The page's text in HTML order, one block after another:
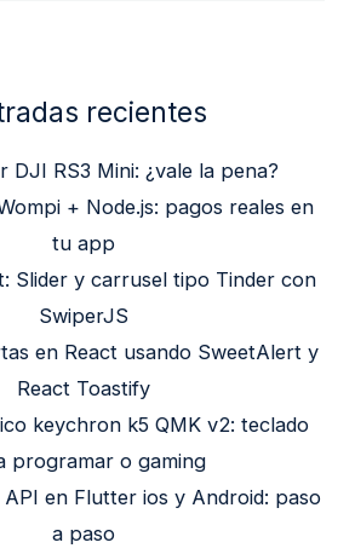
recientes
DJI RS3 Mini: ¿vale la pena?
+ Node.js: pagos reales en
tu app
Slider y carrusel tipo Tinder con
SwiperJS
en React usando SweetAlert y
React Toastify
keychron k5 QMK v2: teclado
programar o gaming
en Flutter ios y Android: paso
a paso